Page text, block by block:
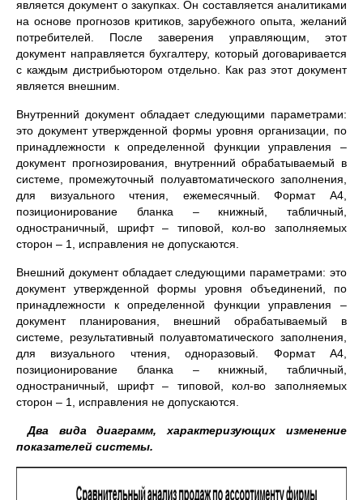
является документ о закупках. Он составляется аналитиками
на основе прогнозов критиков, зарубежного опыта, желаний
потребителей. После заверения управляющим, этот
документ направляется бухгалтеру, который договаривается
с каждым дистрибьютором отдельно. Как раз этот документ
является внешним.
Внутренний документ обладает следующими параметрами:
это документ утвержденной формы уровня организации, по
принадлежности к определенной функции управления –
документ прогнозирования, внутренний обрабатываемый в
системе, промежуточный полуавтоматического заполнения,
для визуального чтения, ежемесячный. Формат А4,
позиционирование бланка – книжный, табличный,
одностраничный, шрифт – типовой, кол-во заполняемых
сторон – 1, исправления не допускаются.
Внешний документ обладает следующими параметрами: это
документ утвержденной формы уровня объединений, по
принадлежности к определенной функции управления –
документ планирования, внешний обрабатываемый в
системе, результативный полуавтоматического заполнения,
для визуального чтения, одноразовый. Формат А4,
позиционирование бланка – книжный, табличный,
одностраничный, шрифт – типовой, кол-во заполняемых
сторон – 1, исправления не допускаются.
Два вида диаграмм, характеризующих изменение
показателей системы.